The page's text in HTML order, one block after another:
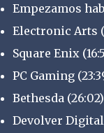
Empezamos
Electronic Arts
Square Enix
PC Gaming
Bethesda (26:02)
Devolver Digital